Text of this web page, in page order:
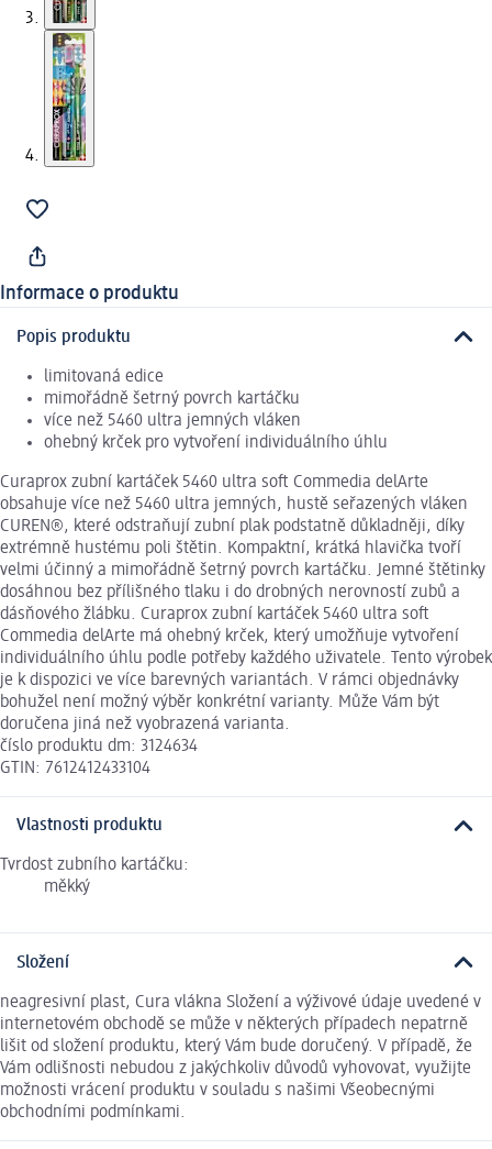
Informace o produktu
Popis produktu
limitovaná edice
mimořádně šetrný povrch kartáčku
více než 5460 ultra jemných vláken
ohebný krček pro vytvoření individuálního úhlu
Curaprox zubní kartáček 5460 ultra soft Commedia delArte
obsahuje více než 5460 ultra jemných, hustě seřazených vláken
CUREN®, které odstraňují zubní plak podstatně důkladněji, díky
extrémně hustému poli štětin. Kompaktní, krátká hlavička tvoří
velmi účinný a mimořádně šetrný povrch kartáčku. Jemné štětinky
dosáhnou bez přílišného tlaku i do drobných nerovností zubů a
dásňového žlábku. Curaprox zubní kartáček 5460 ultra soft
Commedia delArte má ohebný krček, který umožňuje vytvoření
individuálního úhlu podle potřeby každého uživatele. Tento výrobek
je k dispozici ve více barevných variantách. V rámci objednávky
bohužel není možný výběr konkrétní varianty. Může Vám být
doručena jiná než vyobrazená varianta.
číslo produktu dm: 3124634
GTIN: 7612412433104
Vlastnosti produktu
Tvrdost zubního kartáčku:
měkký
Složení
neagresivní plast, Cura vlákna Složení a výživové údaje uvedené v
internetovém obchodě se může v některých případech nepatrně
lišit od složení produktu, který Vám bude doručený. V případě, že
Vám odlišnosti nebudou z jakýchkoliv důvodů vyhovovat, využijte
možnosti vrácení produktu v souladu s našimi Všeobecnými
obchodními podmínkami.